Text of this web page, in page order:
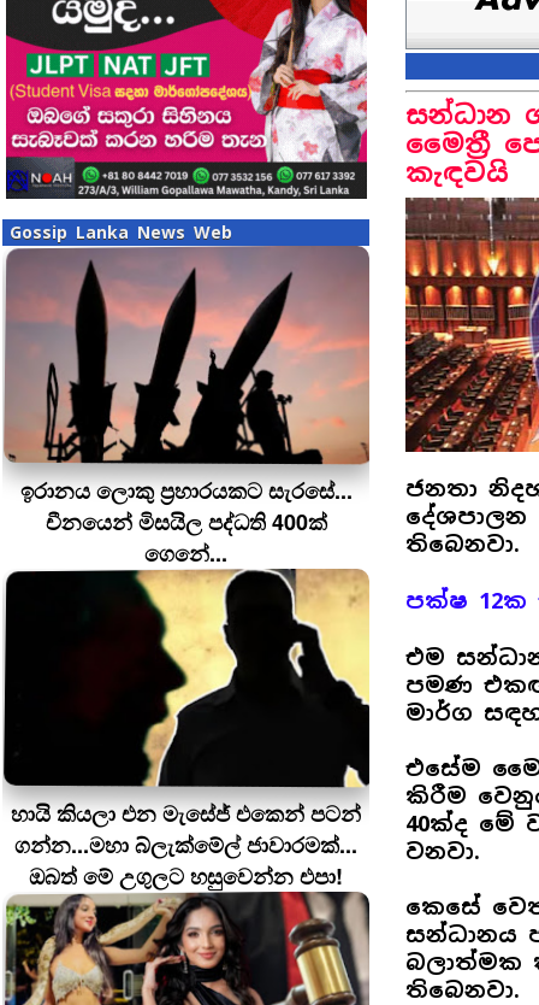
Gossip Lanka News Web
ඉරානය ලොකු ප‍්‍රහාරයකට සැරසේ...
චීනයෙන් මිසයිල පද්ධති 400ක්
ගෙනේ...
හායි කියලා එන මැසේජ් එකෙන් පටන්
ගන්න...මහා බ්ලැක්මේල් ජාවාරමක්...
ඔබත් මේ උගුලට හසුවෙන්න එපා!
සන්ධාන
මෛත්‍රී
කැඳවයි
ජනතා
තිබෙනවා.
පක්ෂ
එම
පමණ
මාර්ග
එසේම
කිරීම
40ක්ද මේ
වනවා.
කෙසේ
සන්ධානය
බලාත්මක
තිබෙනවා.